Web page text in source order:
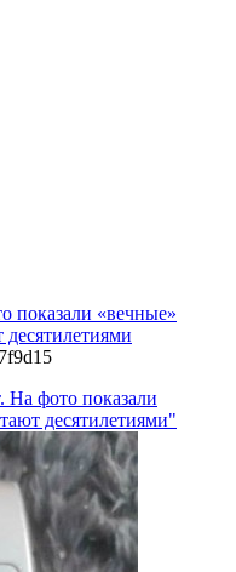
показали «вечные»
десятилетиями
На фото показали
десятилетиями"